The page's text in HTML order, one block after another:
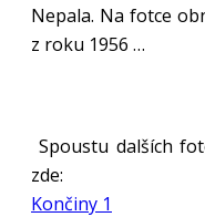
Nepala. Na fotce
z roku 1956 …
Spoustu dalších
zde:
Končiny 1